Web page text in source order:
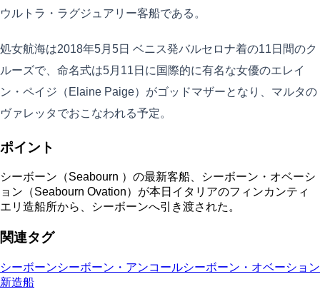
ウルトラ・ラグジュアリー客船である。
処女航海は2018年5月5日 ベニス発バルセロナ着の11日間のク
ルーズで、命名式は5月11日に国際的に有名な女優のエレイ
ン・ペイジ（Elaine Paige）がゴッドマザーとなり、マルタの
ヴァレッタでおこなわれる予定。
ポイント
シーボーン（Seabourn ）の最新客船、シーボーン・オベーシ
ョン（Seabourn Ovation）が本日イタリアのフィンカンティ
エリ造船所から、シーボーンへ引き渡された。
関連タグ
シーボーンシーボーン・アンコールシーボーン・オベーション
新造船